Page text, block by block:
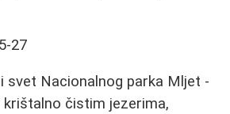
27
svet Nacionalnog parka Mljet -
krištalno čistim jezerima,